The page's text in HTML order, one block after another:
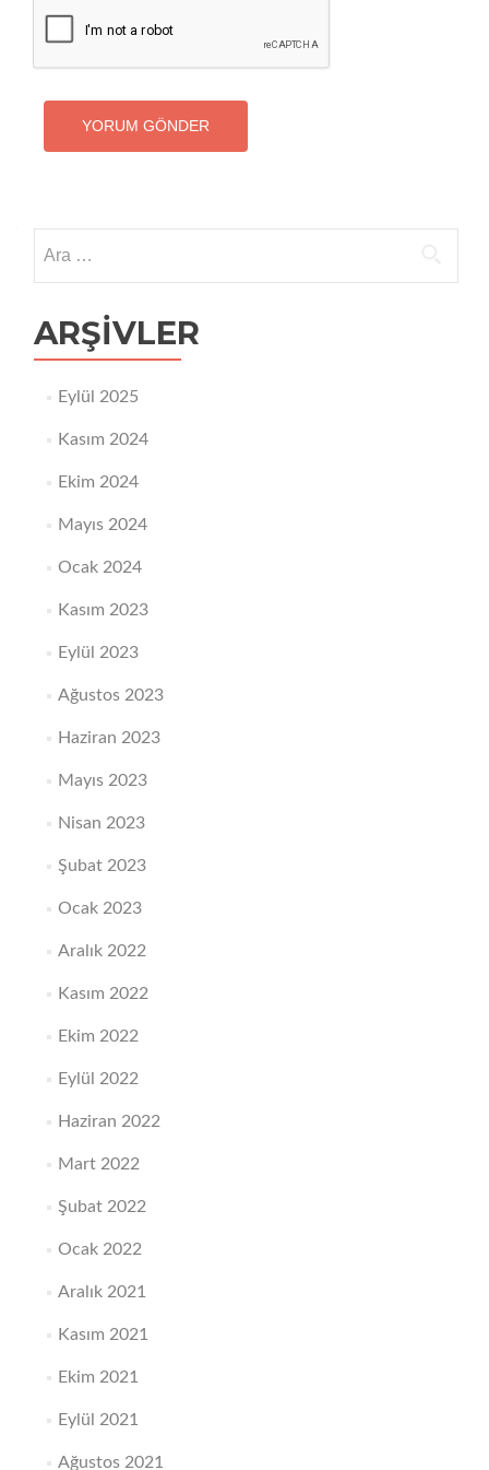
ARŞIVLER
Eylül 2025
Kasım 2024
Ekim 2024
Mayıs 2024
Ocak 2024
Kasım 2023
Eylül 2023
Ağustos 2023
Haziran 2023
Mayıs 2023
Nisan 2023
Şubat 2023
Ocak 2023
Aralık 2022
Kasım 2022
Ekim 2022
Eylül 2022
Haziran 2022
Mart 2022
Şubat 2022
Ocak 2022
Aralık 2021
Kasım 2021
Ekim 2021
Eylül 2021
Ağustos 2021